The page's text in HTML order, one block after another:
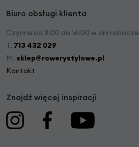
Biuro obsługi klienta
Czynne od 8:00 do 16:00 w dni robocze
T. 713 432 029
M. sklep@rowerystylowe.pl
Kontakt
Znajdź więcej inspiracji